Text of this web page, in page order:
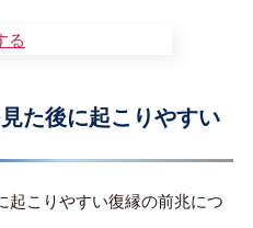
た後に起こりやすい
起こりやすい復縁の前兆につ